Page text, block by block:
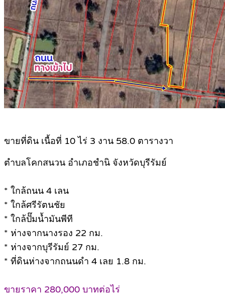
ขายที่ดิน เนื้อที่ 10 ไร่ 3 งาน 58.0 ตารางวา
ตำบลโคกสนวน อำเภอชำนิ จังหวัดบุรีรัมย์
* ใกล้ถนน 4 เลน
* ใกล้ศรีรัตนชัย
* ใกล้ปั๊มน้ำมันพีที
* ห่างจากนางรอง 22 กม.
* ห่างจากบุรีรัมย์ 27 กม.
* ที่ดินห่างจากถนนดำ 4 เลย 1.8 กม.
ขายราคา 280,000 บาทต่อไร่